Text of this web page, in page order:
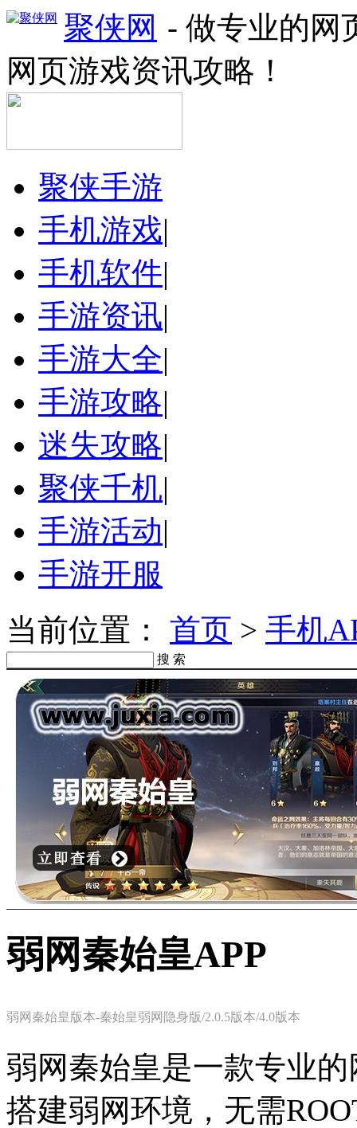
聚侠网 - 做专业的网
网页游戏资讯攻略！
聚侠手游
手机游戏|
手机软件|
手游资讯|
手游大全|
手游攻略|
迷失攻略|
聚侠千机|
手游活动|
手游开服
当前位置： 首页 > 手机
搜 索
弱网秦始皇APP
弱网秦始皇版本-秦始皇弱网隐身版/2.0.5版本/4.0版本
弱网秦始皇是一款专业
搭建弱网环境，无需